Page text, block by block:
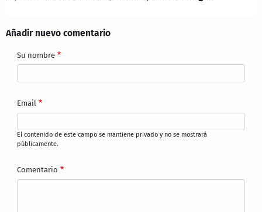
Añadir nuevo comentario
Su nombre
Email
El contenido de este campo se mantiene privado y no se mostrará
públicamente.
Comentario